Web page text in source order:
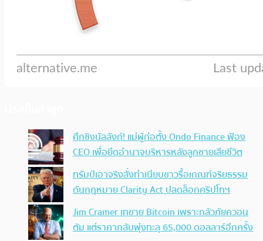
ศึกชิงบัลลังก์! แม่ผู้ก่อตั้ง Ondo Finance ฟ้อง
CEO เพื่อยึดอำนาจบริหารหลังลูกชายเสียชีวิต
ทรัมป์เอาจริง สั่งทำเนียบขาวรื้อเกณฑ์จริยธรรม
ดันกฎหมาย Clarity Act ปลดล็อกคริปโทฯ
Jim Cramer เทขาย Bitcoin เพราะกลัวภัยควอน
ตัม แต่ราคากลับพุ่งทะลุ 65,000 ดอลลาร์อีกครั้ง